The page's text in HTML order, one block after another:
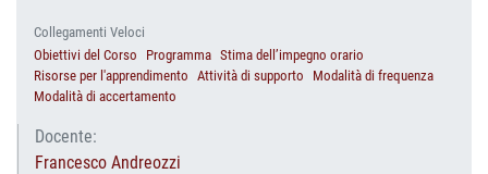
Collegamenti Veloci
Obiettivi del Corso
Programma Stima dell’impegno orario
Risorse per l'apprendimento Attività di supporto
Modalità di frequenza
Modalità di accertamento
Docente:
Francesco Andreozzi